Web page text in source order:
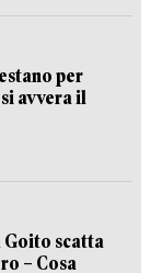
per
avvera il
scatta
– Cosa